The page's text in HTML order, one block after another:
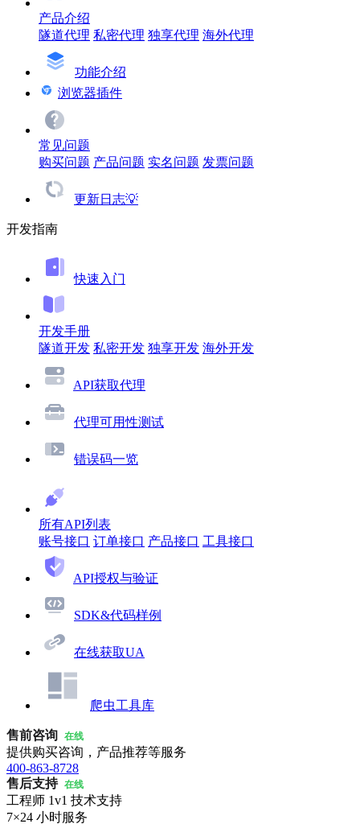
产品介绍
隧道代理 私密代理 独享代理 海外代理
功能介绍
浏览器插件
常见问题
购买问题 产品问题 实名问题 发票问题
更新日志💡
开发指南
快速入门
开发手册
隧道开发 私密开发 独享开发 海外开发
API获取代理
代理可用性测试
错误码一览
所有API列表
账号接口 订单接口 产品接口 工具接口
API授权与验证
SDK&代码样例
在线获取UA
爬虫工具库
售前咨询 在线
提供购买咨询，产品推荐等服务
400-863-8728
售后支持 在线
工程师 1v1 技术支持
7×24 小时服务